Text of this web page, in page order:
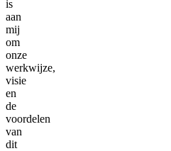
is
aan
mij
om
onze
werkwijze,
visie
en
de
voordelen
van
dit